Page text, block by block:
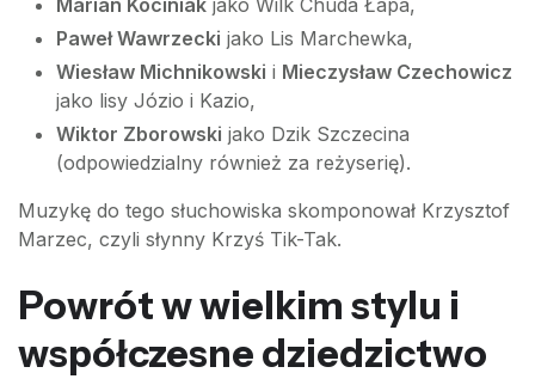
Marian Kociniak jako Wilk Chuda Łapa,
Paweł Wawrzecki jako Lis Marchewka,
Wiesław Michnikowski i Mieczysław Czechowicz
jako lisy Józio i Kazio,
Wiktor Zborowski jako Dzik Szczecina
(odpowiedzialny również za reżyserię).
Muzykę do tego słuchowiska skomponował Krzysztof
Marzec, czyli słynny Krzyś Tik-Tak.
Powrót w wielkim stylu i
współczesne dziedzictwo